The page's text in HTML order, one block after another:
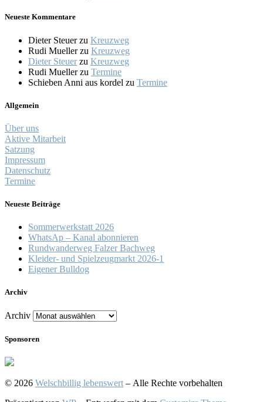
Neueste Kommentare
Dieter Steuerzu Kreuzweg
Rudi Muellerzu Kreuzweg
Dieter Steuerzu Kreuzweg
Rudi Muellerzu Termine
Schieben Anni aus kordel zu Termine
Allgemein
Über uns
Aktive Mitarbeit
Satzung
Impressum
Datenschutz
Termine
Neueste Beiträge
Sommerwerkstatt 2026
WhatsAp – Kanal abonnieren
Rundwanderweg Falzer Bachweg
Kleider- und Spielzeugmarkt 2026-1
Eigener Bulldog
Archiv
Archiv
Sponsoren
© 2026 Welschbillig lebenswert – Alle Rechte vorbehalten